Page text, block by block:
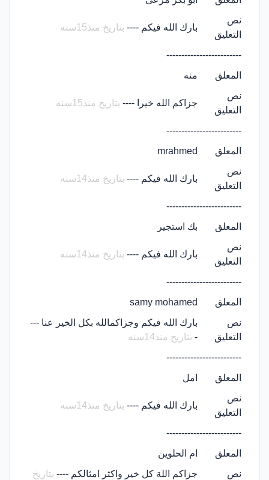
نص
التعليق
بارك الله فيكم ---- بتاريخ منذ15سنه
-------------------------
المعلق
منه
نص
التعليق
جزاكم الله خيرا ---- بتاريخ منذ15سنه
-------------------------
المعلق
mrahmed
نص
التعليق
بارك الله فيكم ---- بتاريخ منذ14سنه
-------------------------
المعلق
بك استجير
نص
التعليق
بارك الله فيكم ---- بتاريخ منذ14سنه
-------------------------
المعلق
samy mohamed
نص
التعليق
بارك الله فيكم وجزاكمالله بكل الخير عنا ---
- بتاريخ منذ14سنه
-------------------------
المعلق
امل
نص
التعليق
بارك الله فيكم ---- بتاريخ منذ14سنه
-------------------------
المعلق
ام الحلوين
نص
جزاكم اللة كل خير واكثر امثالكم ---- بتاريخ